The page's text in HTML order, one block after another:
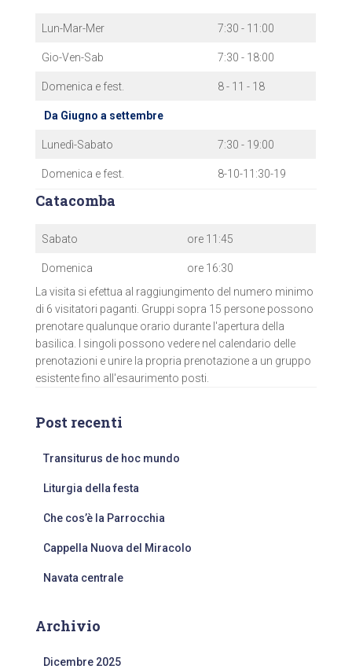
Lun-Mar-Mer 7:30 - 11:00
Gio-Ven-Sab 7:30 - 18:00
Domenica e fest. 8 - 11 - 18
Da Giugno a settembre
Lunedì-Sabato 7:30 - 19:00
Domenica e fest. 8-10-11:30-19
Catacomba
Sabato ore 11:45
Domenica
ore 16:30
La visita si efettua al raggiungimento del numero minimo
di 6 visitatori paganti. Gruppi sopra 15 persone possono
prenotare qualunque orario durante l'apertura della
basilica. I singoli possono vedere nel calendario delle
prenotazioni e unire la propria prenotazione a un gruppo
esistente fino all'esaurimento posti.
Post recenti
Transiturus de hoc mundo
Liturgia della festa
Che cos’è la Parrocchia
Cappella Nuova del Miracolo
Navata centrale
Archivio
Dicembre 2025